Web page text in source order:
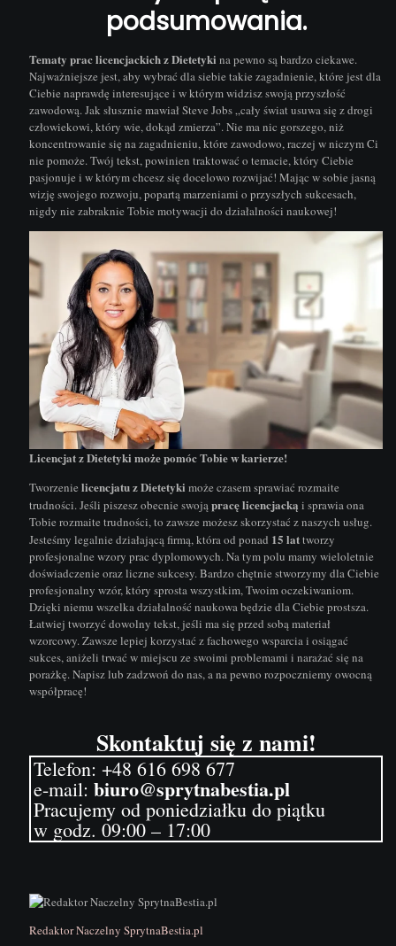
podsumowania.
Tematy prac licencjackich z Dietetyki na pewno są bardzo ciekawe.
Najważniejsze jest, aby wybrać dla siebie takie zagadnienie, które jest dla
Ciebie naprawdę interesujące i w którym widzisz swoją przyszłość
zawodową. Jak słusznie mawiał Steve Jobs „cały świat usuwa się z drogi
człowiekowi, który wie, dokąd zmierza”. Nie ma nic gorszego, niż
koncentrowanie się na zagadnieniu, które zawodowo, raczej w niczym Ci
nie pomoże.Twój tekst, powinien traktować o temacie, który Ciebie
pasjonuje i w którym chcesz się docelowo rozwijać! Mając w sobie jasną
wizję swojego rozwoju, popartą marzeniami o przyszłych sukcesach,
nigdy nie zabraknie Tobie motywacji do działalności naukowej!
Licencjat z Dietetyki może pomóc Tobie w karierze!
Tworzenie licencjatu z Dietetyki może czasem sprawiać rozmaite
trudności. Jeśli piszesz obecnie swojąpracę licencjacką i sprawia ona
Tobie rozmaite trudności, to zawsze możesz skorzystać z naszych usług.
Jesteśmy legalnie działającą firmą, która od ponad 15 lattworzy
profesjonalne wzory prac dyplomowych. Na tym polu mamy wieloletnie
doświadczenie oraz liczne sukcesy. Bardzo chętnie stworzymy dla Ciebie
profesjonalny wzór, który sprosta wszystkim, Twoim oczekiwaniom.
Dzięki niemu wszelka działalność naukowa będzie dla Ciebie prostsza.
Łatwiej tworzyć dowolny tekst, jeśli ma się przed sobą materiał
wzorcowy. Zawsze lepiej korzystać z fachowego wsparcia i osiągać
sukces, aniżeli trwać w miejscu ze swoimi problemami i narażać się na
porażkę. Napisz lub zadzwoń do nas, a na pewno rozpoczniemy owocną
współpracę!
Skontaktuj się z nami!
Telefon: +48 616 698 677
e-mail: biuro@sprytnabestia.pl
Pracujemy od poniedziałku do piątku
w godz. 09:00 – 17:00
Redaktor Naczelny SprytnaBestia.pl